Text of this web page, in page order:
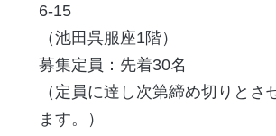
6-15
（池田呉服座1階）
募集定員：先着30名
（定員に達し次第締め切りとさ
ます。）